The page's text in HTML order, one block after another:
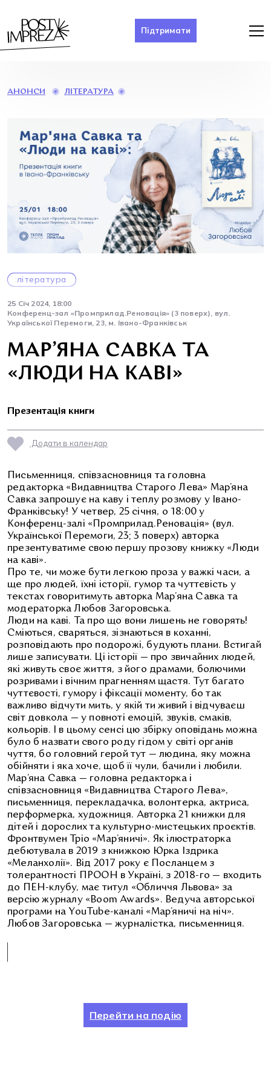
Підтримати
АНОНСИ ЛІТЕРАТУРА
«ЛЮДИ
НА
КАВІ»
література
25 Січ 2024, 18:00
Конференц-зал «Промприлад.Реновація» (3 поверх), вул.
Української Перемоги, 23, м. Івано-Франківськ
МАР’ЯНА САВКА ТА
«ЛЮДИ НА КАВІ»
Презентація книги
Додати в календар
Письменниця, співзасновниця та головна
редакторка «Видавництва Старого Лева» Мар’яна
Савка запрошує на каву і теплу розмову у Івано-
Франківську! У четвер, 25 січня, о 18:00 у
Конференц-залі «Промприлад.Реновація» (вул.
Української Перемоги, 23; 3 поверх) авторка
презентуватиме свою першу прозову книжку «Люди
на каві».
Про те, чи може бути легкою проза у важкі часи, а
ще про людей, їхні історії, гумор та чуттєвість у
текстах говоритимуть авторка Мар’яна Савка та
модераторка Любов Загоровська.
Люди на каві. Та про що вони лишень не говорять!
Сміються, сваряться, зізнаються в коханні,
розповідають про подорожі, будують плани. Встигай
лише записувати. Ці історії — про звичайних людей,
які живуть своє життя, з його драмами, болючими
розривами і вічним прагненням щастя. Тут багато
чуттєвості, гумору і фіксації моменту, бо так
важливо відчути мить, у якій ти живий і відчуваєш
світ довкола — у повноті емоцій, звуків, смаків,
кольорів. І в цьому сенсі цю збірку оповідань можна
було б назвати свого роду гідом у світі органів
чуття, бо головний герой тут — людина, яку можна
обійняти і яка хоче, щоб її чули, бачили і любили.
Мар’яна Савка — головна редакторка і
співзасновниця «Видавництва Старого Лева»,
письменниця, перекладачка, волонтерка, актриса,
перформерка, художниця. Авторка 21 книжки для
дітей і дорослих та культурно-мистецьких проєктів.
Фронтвумен Тріо «Мар’яничі». Як ілюстраторка
дебютувала в 2019 з книжкою Юрка Іздрика
«Меланхолії». Від 2017 року є Посланцем з
толерантності ПРООН в Україні, з 2018-го — входить
до ПЕН-клубу, має титул «Обличчя Львова» за
версію журналу «Boom Awards». Ведуча авторської
програми на YouTube-каналі «Мар’яничі на ніч».
Любов Загоровська — журналістка, письменниця.
Перейти на подію